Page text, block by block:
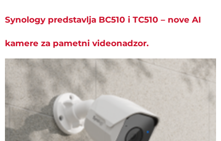
Synology predstavlja BC510 i TC510 – nove AI
kamere za pametni videonadzor.